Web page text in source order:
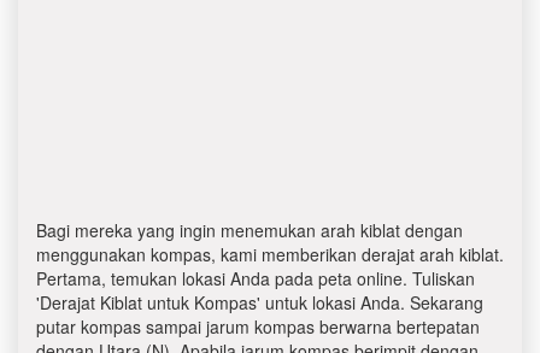
Bagi mereka yang ingin menemukan arah kiblat dengan
menggunakan kompas, kami memberikan derajat arah kiblat.
Pertama, temukan lokasi Anda pada peta online. Tuliskan
'Derajat Kiblat untuk Kompas' untuk lokasi Anda. Sekarang
putar kompas sampai jarum kompas berwarna bertepatan